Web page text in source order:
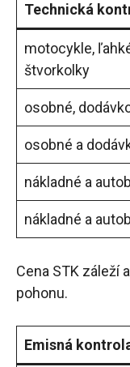
Technická
motocykle,
štvorkolky
osobné,
osobné a
nákladné a
nákladné a
Cena STK záleží
pohonu.
Emisná